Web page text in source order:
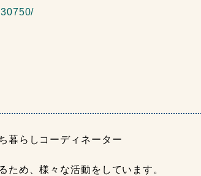
らしコーディネーター
め、様々な活動をしています。